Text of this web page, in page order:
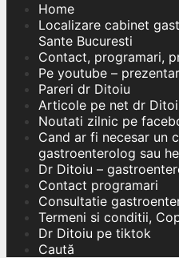
Home
Localizare cabinet
Sante Bucuresti
Contact, programari,
Pe youtube –
Pareri dr Ditoiu
Articole pe net dr
Noutati zilnic pe
Cand ar fi necesar un
gastroenterolog sau
Dr Ditoiu –
Contact programari
Consultatie
Termeni si conditii,
Dr Ditoiu pe tiktok
Caută